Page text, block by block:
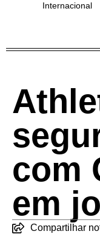
Internacional
com
em
Compartilhar